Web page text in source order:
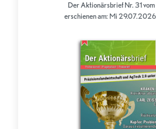
Der Aktionärsbrief Nr. 31
erschienen am: Mi